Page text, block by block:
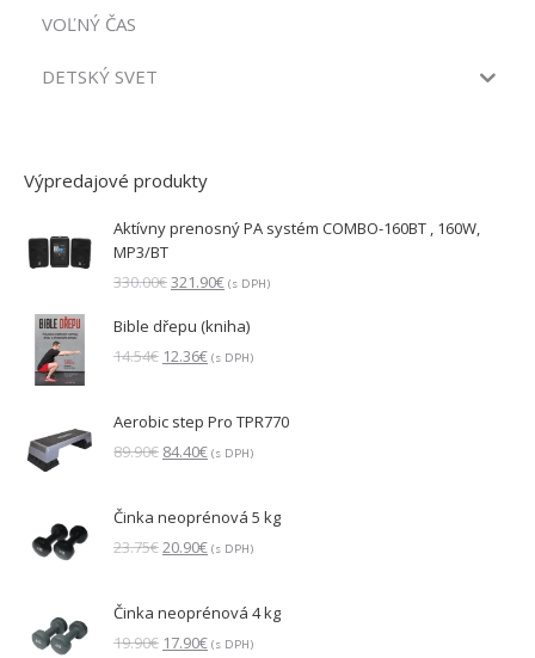
VOĽNÝ ČAS
DETSKÝ SVET
Výpredajové produkty
Aktívny prenosný PA systém COMBO-160BT , 160W,
MP3/BT
330.00€Pôvodná
bola:
330.00€.
321.90€Aktuálna
je:
321.90€.
(s DPH)
Bible dřepu (kniha)
14.54€ Pôvodná
14.54€.
12.36€Aktuálna
12.36€.
(s DPH)
Aerobic step Pro TPR770
89.90€ Pôvodná
89.90€.
84.40€Aktuálna
84.40€.
(s DPH)
Činka neoprénová 5 kg
23.75€ Pôvodná
23.75€.
20.90€Aktuálna
20.90€.
(s DPH)
Činka neoprénová 4 kg
19.90€ Pôvodná
17.90€Aktuálna
(s DPH)